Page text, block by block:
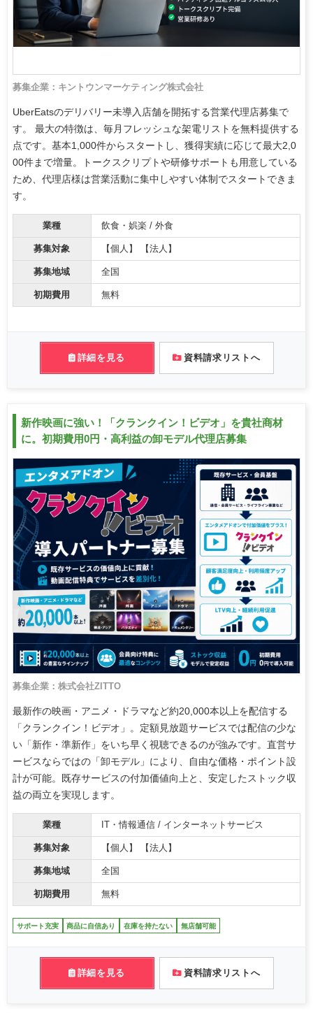
募集企業：キントウンマーケティング株式会社
UberEatsのデリバリー未導入店舗を開拓する営業代理店募集で
す。 最大の特徴は、毎月フレッシュな架電リストを無料提供する
点です。基本1,000件からスタートし、獲得実績に応じて最大2,0
00件まで増量。トークスクリプトや研修サポートも用意している
ため、代理店様は営業活動に集中しやすい体制でスタートできま
す。
業種 飲食・娯楽 / 外食
募集対象 【個人】 【法人】
募集地域 全国
初期費用 無料
詳細を見る 資料請求リストへ
新作映画に強い！「クランクイン！ビデオ」を貴社商材
に。初期費用0円・高利益の卸モデル代理店募集
募集企業：株式会社ZITTO
最新作の映画・アニメ・ドラマなど約20,000本以上を配信する
「クランクイン！ビデオ」。定額見放題サービスでは配信の少な
い「新作・準新作」をいち早く視聴できるのが強みです。直営サ
ービスならではの「卸モデル」により、自由な価格・ポイント設
計が可能。既存サービスの付加価値向上と、安定したストック収
益の両立を実現します。
業種 IT・情報通信 / インターネットサービス
募集対象 【個人】 【法人】
募集地域 全国
初期費用 無料
サポート充実 商品に自信あり 在庫を持たない 無店舗可能
詳細を見る 資料請求リストへ